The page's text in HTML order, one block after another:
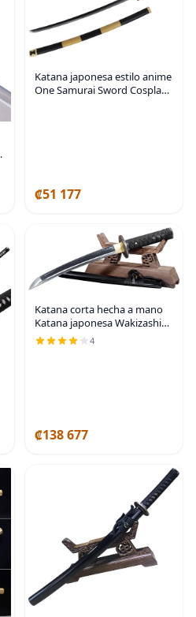
Katana japonesa estilo anime
One Samurai Sword Cosplay
₡51 177
Katana corta hecha a mano
Katana japonesa Wakizashi
Samurai Espada T10 Hoja
templada de arcilla de acero
4
₡138 677